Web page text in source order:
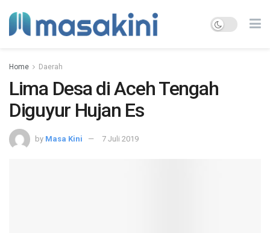
Home Daerah
Lima Desa di Aceh Tengah
Diguyur Hujan Es
by Masa Kini 7 Juli 2019